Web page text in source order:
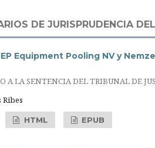
DE JURISPRUDENCIA
Equipment Pooling NV y
A LA SENTENCIA DEL TRIBUNAL DE
Ribes
HTML EPUB